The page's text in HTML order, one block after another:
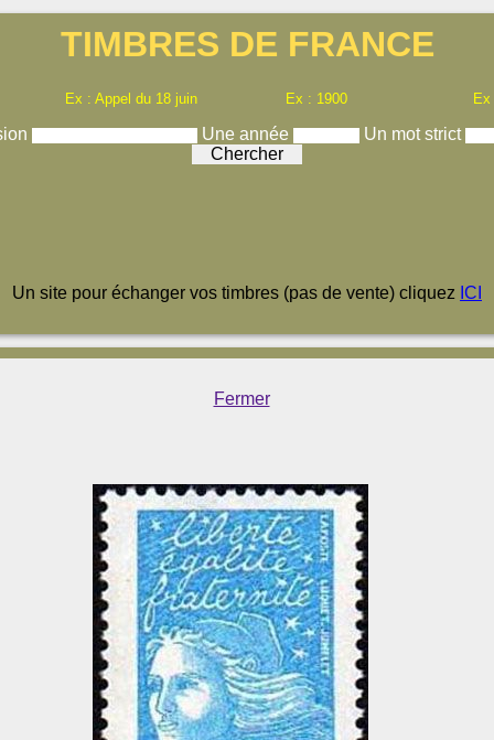
TIMBRES DE FRANCE
Ex : Appel du 18 juin Ex : 1900
Une année Un mot strict
Un site pour échanger vos timbres (pas de vente) cliquez ICI
Fermer